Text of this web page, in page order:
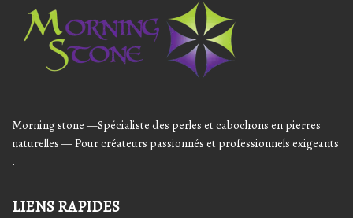
Morning stone —Spécialiste des perles et cabochons en pierres
naturelles — Pour créateurs passionnés et professionnels exigeants
.
LIENS RAPIDES